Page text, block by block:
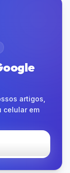
artigos,
celular em